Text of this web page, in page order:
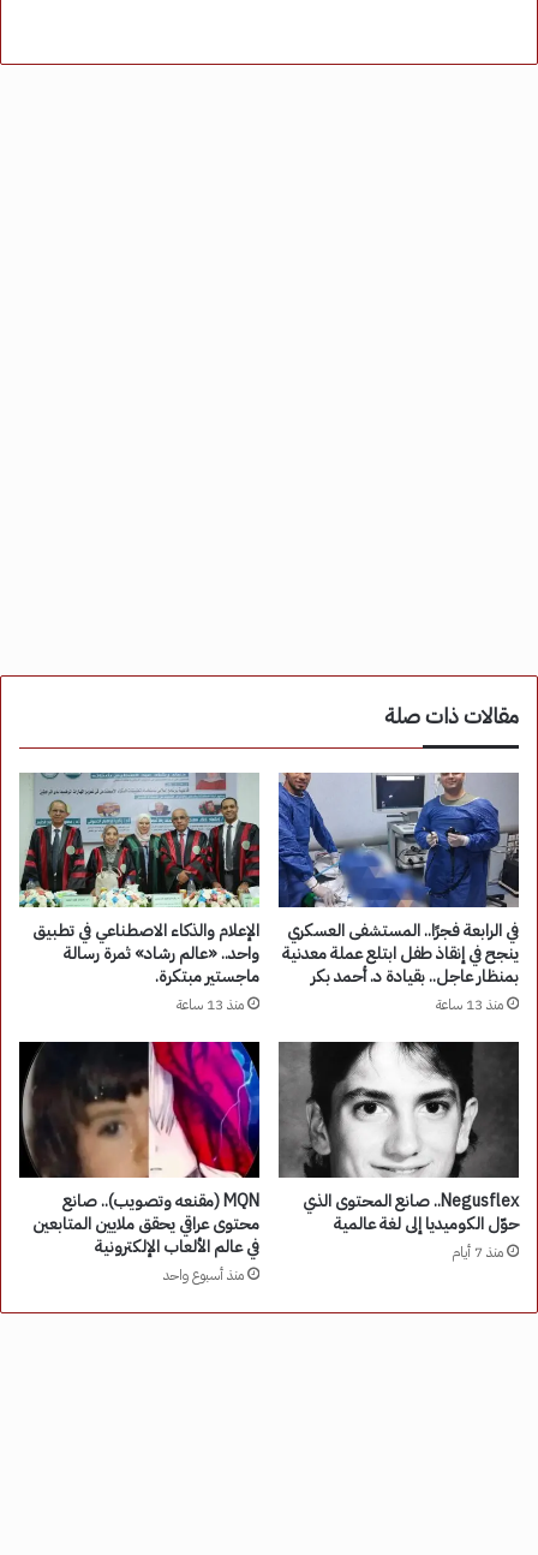
مقالات ذات صلة
في الرابعة فجرًا.. المستشفى العسكري
ينجح في إنقاذ طفل ابتلع عملة معدنية
بمنظار عاجل.. بقيادة د. أحمد بكر
منذ 13 ساعة
الإعلام والذكاء الاصطناعي في تطبيق
واحد.. «عالم رشاد» ثمرة رسالة
ماجستير مبتكرة.
منذ 13 ساعة
Negusflex.. صانع المحتوى الذي
حوّل الكوميديا إلى لغة عالمية
منذ 7 أيام
MQN (مقنعه وتصويب).. صانع
محتوى عراقي يحقق ملايين المتابعين
في عالم الألعاب الإلكترونية
منذ أسبوع واحد